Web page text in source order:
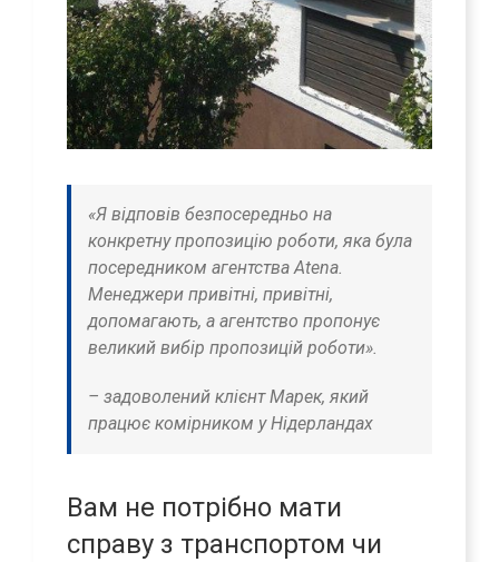
«Я відповів безпосередньо на
конкретну пропозицію роботи, яка була
посередником агентства Atena.
Менеджери привітні, привітні,
допомагають, а агентство пропонує
великий вибір пропозицій роботи».
– задоволений клієнт Марек, який
працює комірником у Нідерландах
Вам не потрібно мати
справу з транспортом чи